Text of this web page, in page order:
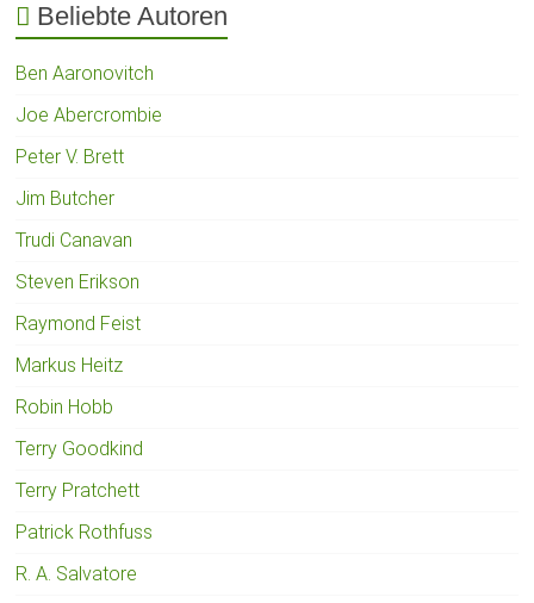
Beliebte Autoren
Ben Aaronovitch
Joe Abercrombie
Peter V. Brett
Jim Butcher
Trudi Canavan
Steven Erikson
Raymond Feist
Markus Heitz
Robin Hobb
Terry Goodkind
Terry Pratchett
Patrick Rothfuss
R. A. Salvatore